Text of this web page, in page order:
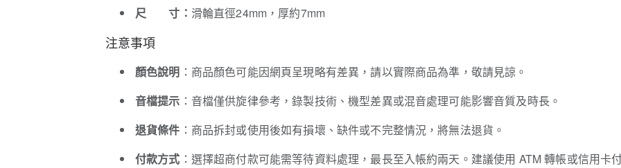
尺 寸： 滑輪直徑24mm，厚約7mm
注意事項
顏色說明 ：商品顏色可能因網頁呈現略有差異，請以實際商品為準，敬請見諒。
音檔提示 ：音檔僅供旋律參考，錄製技術、機型差異或混音處理可能影響音質及時長。
退貨條件 ：商品拆封或使用後如有損壞、缺件或不完整情況，將無法退貨。
付款方式 ：選擇超商付款可能需等待資料處理，最長至入帳約兩天。建議使用 ATM 轉帳或信用卡